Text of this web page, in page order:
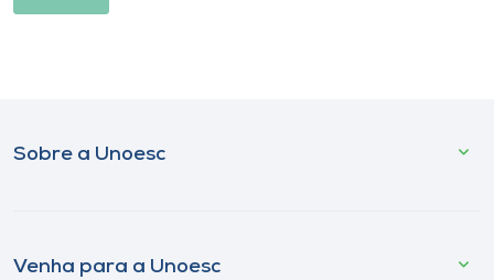
Sobre a Unoesc
Venha para a Unoesc